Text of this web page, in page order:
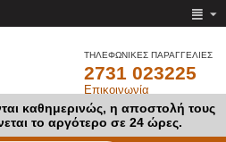
ΤΗΛΕΦΩΝΙΚΕΣ ΠΑΡΑΓΓΕΛΙΕΣ
2731 023225
Επικοινωνία
καθημερινώς, η αποστολή τους
το αργότερο σε 24 ώρες.